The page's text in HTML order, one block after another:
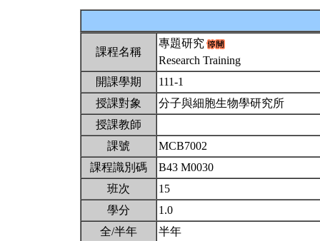
課程名稱
專題研究
Research Training
開課學期
111-1
授課對象
分子與細胞生物學研究所
授課教師
課號
MCB7002
課程識別碼
B43 M0030
班次
15
學分
1.0
全/半年
半年